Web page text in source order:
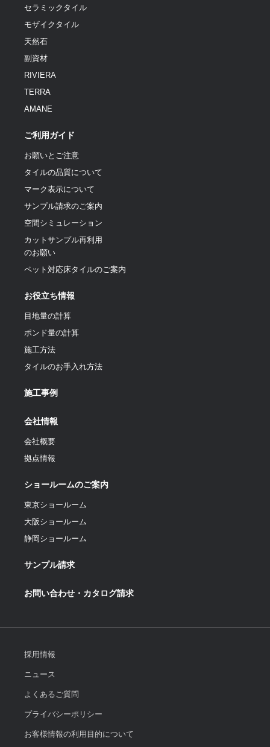
セラミックタイル
モザイクタイル
天然石
副資材
RIVIERA
TERRA
AMANE
ご利用ガイド
お願いとご注意
タイルの品質について
マーク表示について
サンプル請求のご案内
空間シミュレーション
カットサンプル再利用
のお願い
ペット対応床タイルのご案内
お役立ち情報
目地量の計算
ポンド量の計算
施工方法
タイルのお手入れ方法
施工事例
会社情報
会社概要
拠点情報
ショールームのご案内
東京ショールーム
大阪ショールーム
静岡ショールーム
サンプル請求
お問い合わせ・カタログ請求
採用情報
ニュース
よくあるご質問
プライバシーポリシー
お客様情報の利用目的について